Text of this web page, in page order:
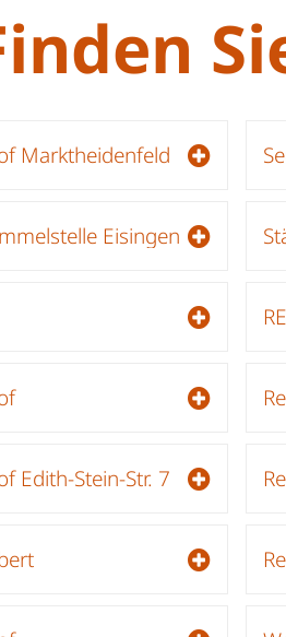
Marktheidenfeld
Eisingen
Edith-Stein-Str. 7